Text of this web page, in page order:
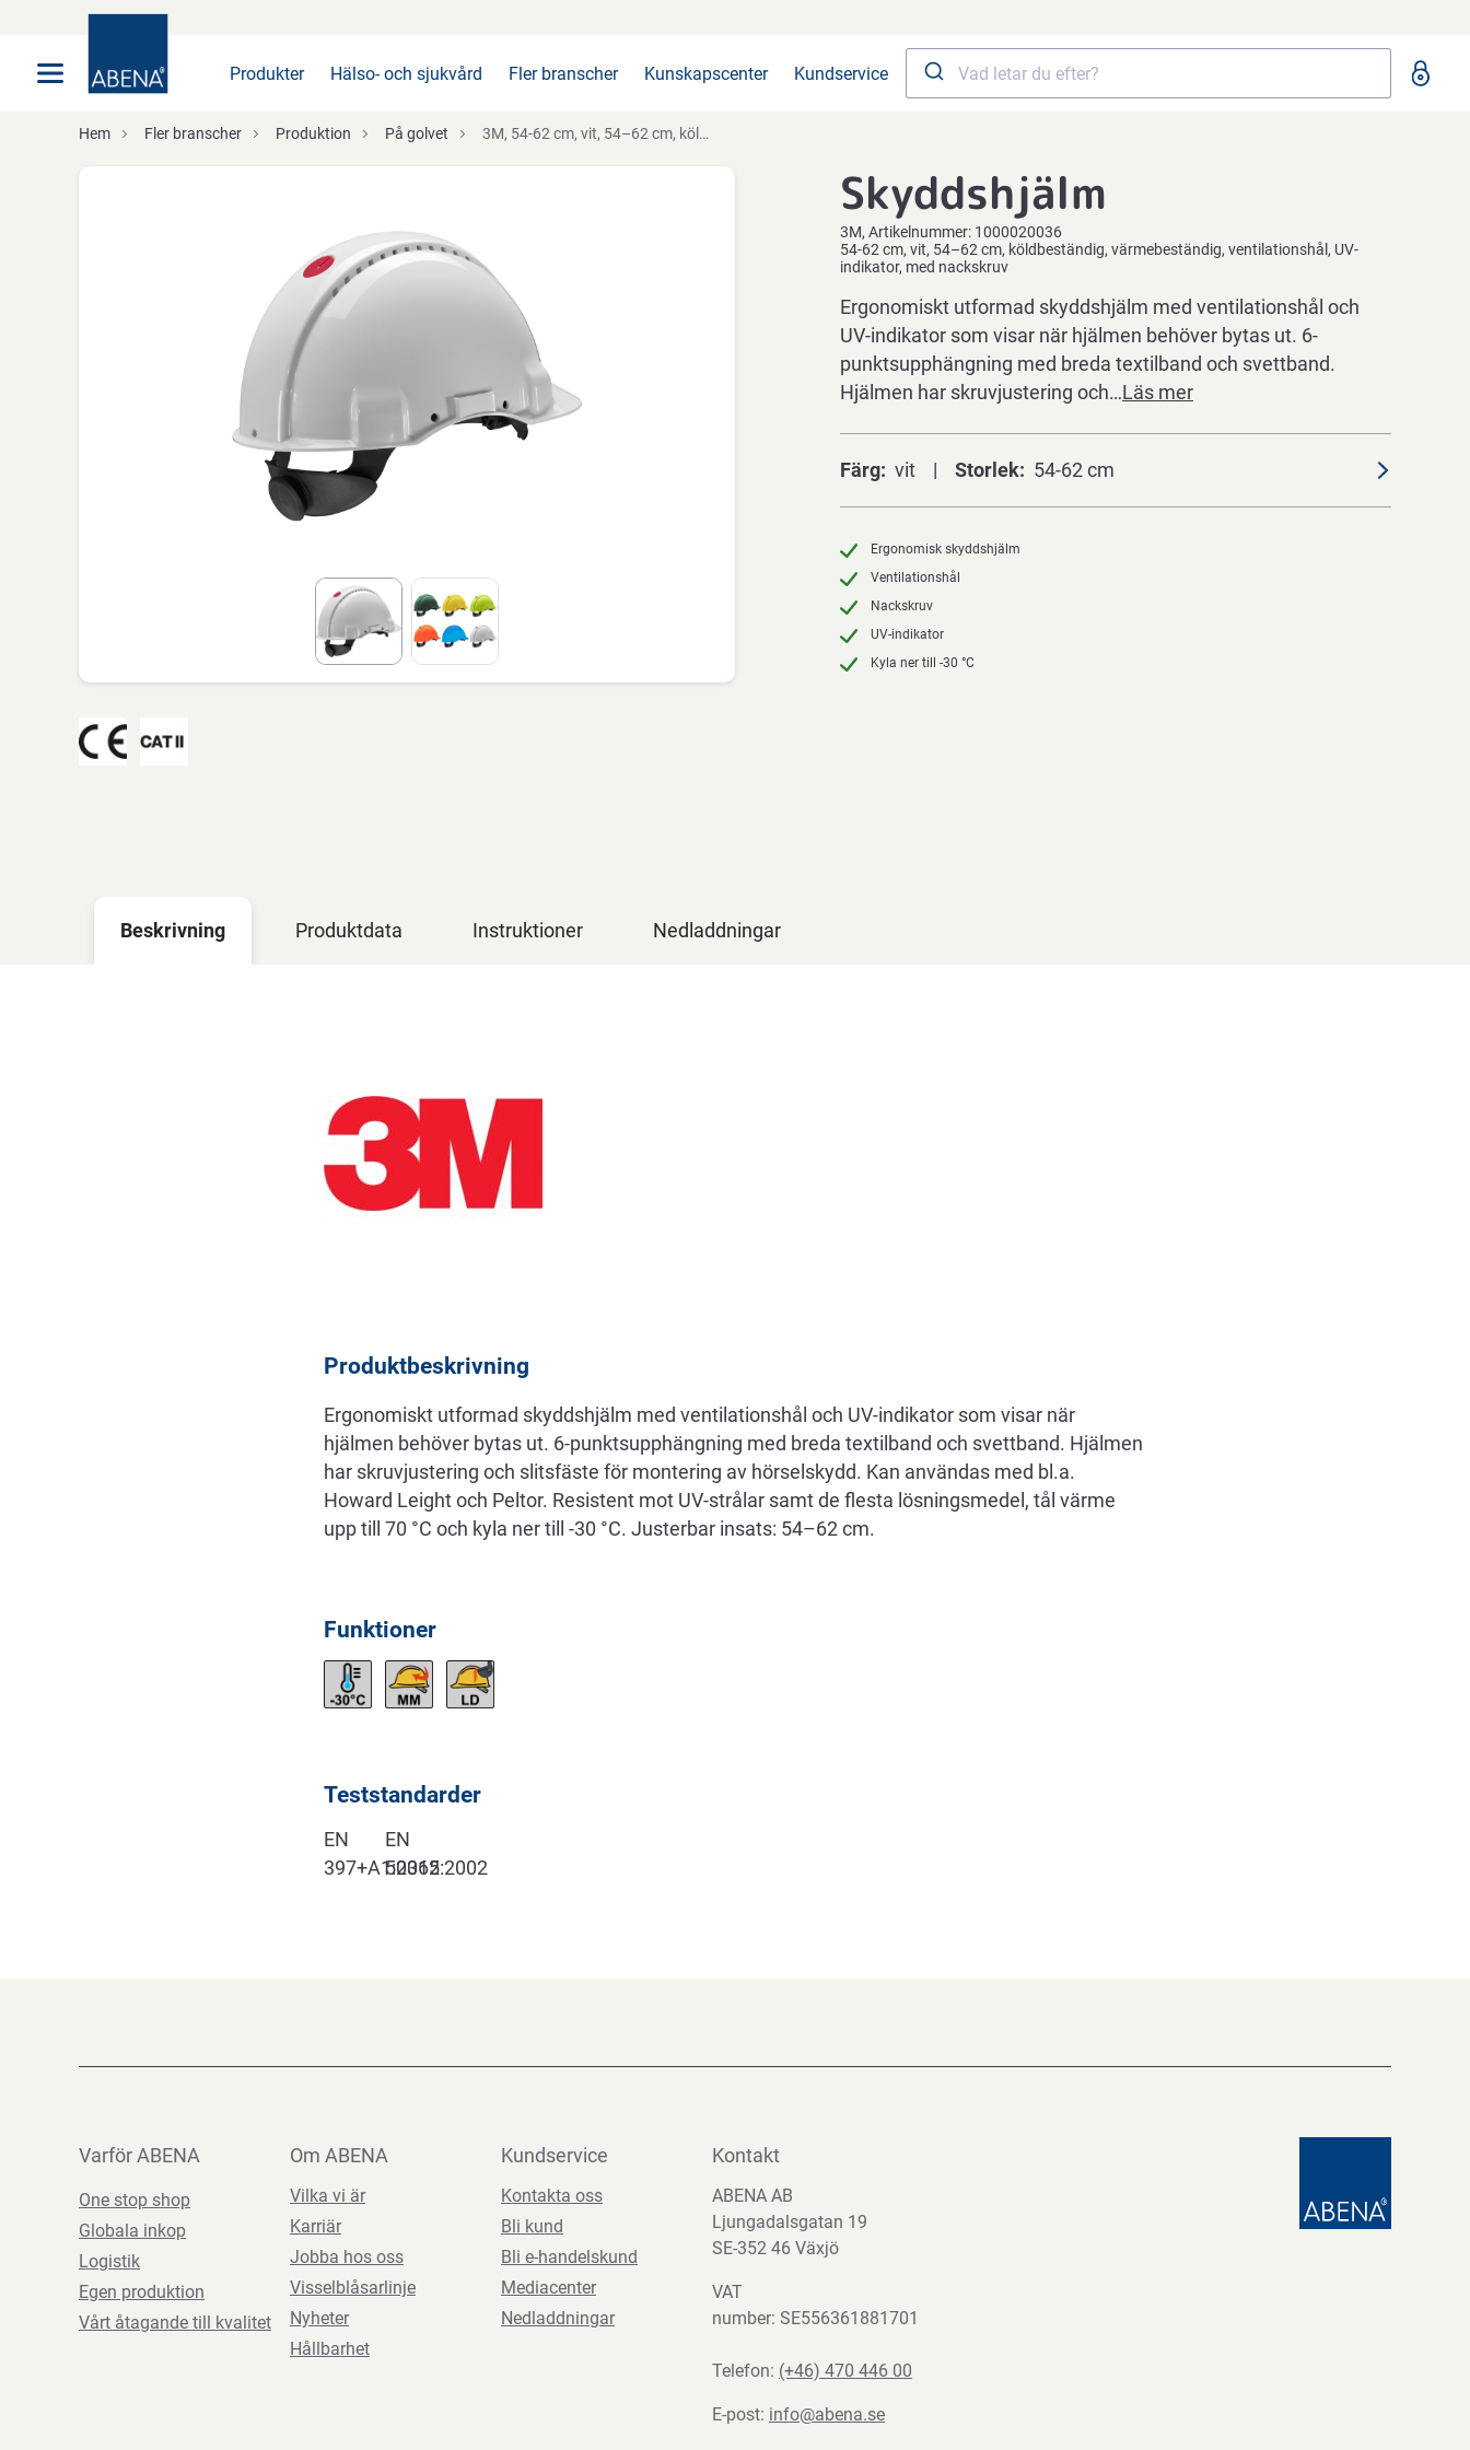
Produkter Hälso- och sjukvård Fler branscher Kunskapscenter Kundservice
Hem Fler branscher Produktion På golvet 3M, 54-62 cm, vit, 54–62 cm, köldbeständig, värmebeständig, ventilationshål, UV-indikator, med nackskruv
Skyddshjälm
3M Artikelnummer: 1000020036
54-62 cm, vit, 54–62 cm, köldbeständig, värmebeständig, ventilationshål, UV-
indikator, med nackskruv
Ergonomiskt utformad skyddshjälm med ventilationshål och
UV-indikator som visar när hjälmen behöver bytas ut. 6-
punktsupphängning med breda textilband och svettband.
Hjälmen har skruvjustering och…Läs mer
Färg vit Storlek 54-62 cm
Ergonomisk skyddshjälm
Ventilationshål
Nackskruv
UV-indikator
Kyla ner till -30 °C
Beskrivning Produktdata Instruktioner Nedladdningar
Produktbeskrivning
Ergonomiskt utformad skyddshjälm med ventilationshål och UV-indikator som visar när
hjälmen behöver bytas ut. 6-punktsupphängning med breda textilband och svettband. Hjälmen
har skruvjustering och slitsfäste för montering av hörselskydd. Kan användas med bl.a.
Howard Leight och Peltor. Resistent mot UV-strålar samt de flesta lösningsmedel, tål värme
upp till 70 °C och kyla ner till -30 °C. Justerbar insats: 54–62 cm.
Funktioner
Teststandarder
EN
397+A1:2012
EN
50365:2002
Varför ABENA
One stop shop
Globala inkop
Logistik
Egen produktion
Vårt åtagande till kvalitet
Om ABENA
Vilka vi är
Karriär
Jobba hos oss
Visselblåsarlinje
Nyheter
Hållbarhet
Kundservice
Kontakta oss
Bli kund
Bli e-handelskund
Mediacenter
Nedladdningar
Kontakt
ABENA AB
Ljungadalsgatan 19
SE-352 46 Växjö
VAT
number: SE556361881701
Telefon: (+46) 470 446 00
E-post: info@abena.se